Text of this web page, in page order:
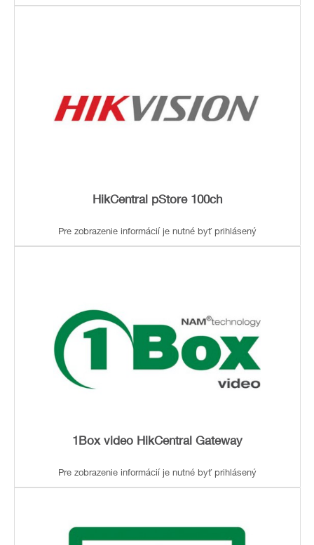
HikCentral pStore 100ch
Pre zobrazenie informácií je nutné byť prihlásený
1Box video HikCentral Gateway
Pre zobrazenie informácií je nutné byť prihlásený